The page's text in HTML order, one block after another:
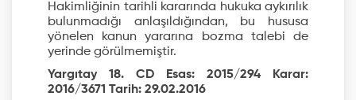
Hakimliğinin tarihli kararında hukuka aykırılık
bulunmadığı anlaşıldığından, bu hususa
yönelen kanun yararına bozma talebi de
yerinde görülmemiştir.
Yargıtay 18. CD Esas: 2015/294 Karar:
2016/3671 Tarih: 29.02.2016